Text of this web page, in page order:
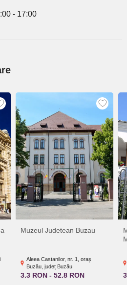
- 17:00
Muzeul Judetean Buzau
Aleea Castanilor, nr. 1, oraș
Buzău, județ Buzău
3.3 RON - 52.8 RON